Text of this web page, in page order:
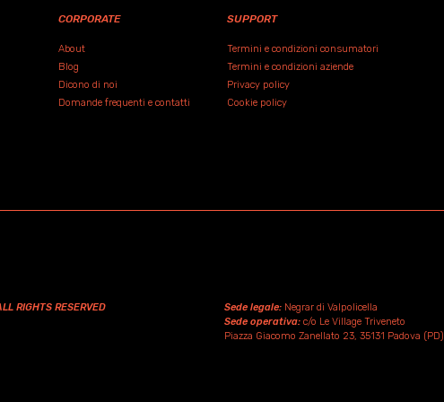
CORPORATE
About
Blog
Dicono di noi
Domande frequenti e contatti
SUPPORT
Termini e condizioni consumatori
Termini e condizioni aziende
Privacy policy
Cookie policy
RIGHTS RESERVED
Sede legale:Negrar di Valpolicella
Sede operativa:c/o Le Village Triveneto
Piazza Giacomo Zanellato 23, 35131 Padova (PD)